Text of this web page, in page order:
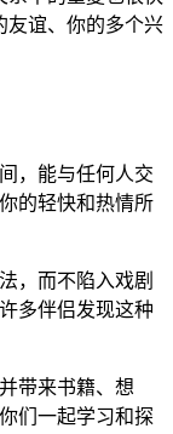
友谊、你的多个兴
，能与任何人交
的轻快和热情所
，而不陷入戏剧
多伴侣发现这种
带来书籍、想
们一起学习和探